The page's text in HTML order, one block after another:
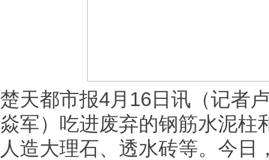
楚天都市报4月16日讯（记者
焱军）吃进废弃的钢筋水泥柱
人造大理石、透水砖等。今日